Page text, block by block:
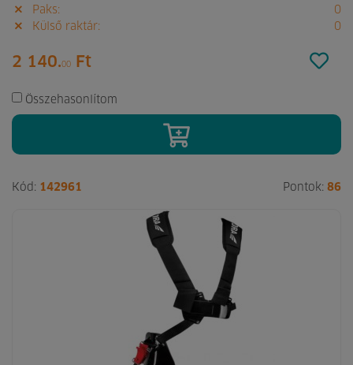
Paks:
0
Külső raktár:
0
2 140.00 Ft
Összehasonlítom
Kód: 142961 Pontok: 86